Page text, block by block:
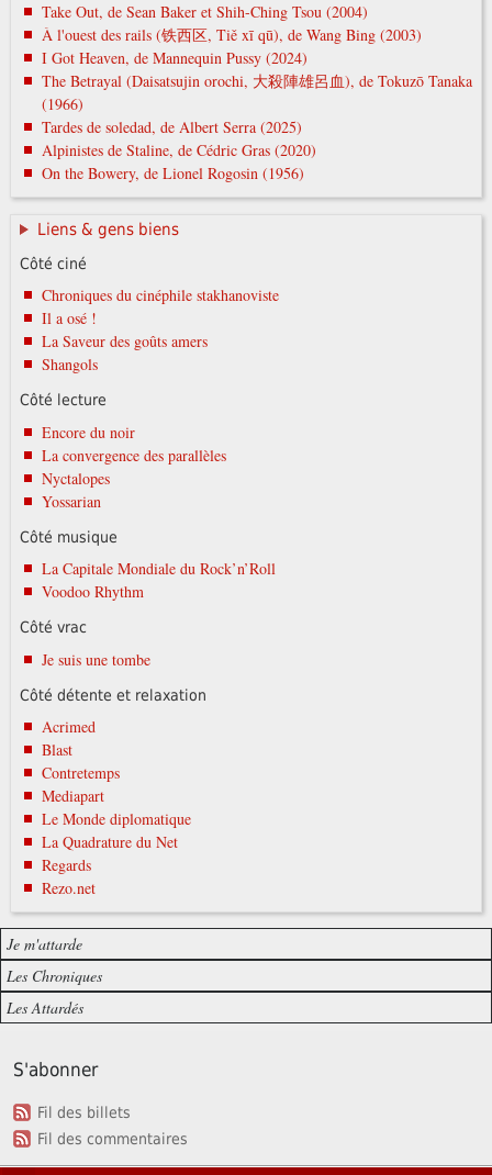
Take Out, de Sean Baker et Shih-Ching Tsou (2004)
À l'ouest des rails (铁西区, Tiě xī qū), de Wang Bing (2003)
I Got Heaven, de Mannequin Pussy (2024)
The Betrayal (Daisatsujin orochi, 大殺陣雄呂血), de Tokuzō Tanaka
(1966)
Tardes de soledad, de Albert Serra (2025)
Alpinistes de Staline, de Cédric Gras (2020)
On the Bowery, de Lionel Rogosin (1956)
Liens & gens biens
Côté ciné
Chroniques du cinéphile stakhanoviste
Il a osé !
La Saveur des goûts amers
Shangols
Côté lecture
Encore du noir
La convergence des parallèles
Nyctalopes
Yossarian
Côté musique
La Capitale Mondiale du Rock’n’Roll
Voodoo Rhythm
Côté vrac
Je suis une tombe
Côté détente et relaxation
Acrimed
Blast
Contretemps
Mediapart
Le Monde diplomatique
La Quadrature du Net
Regards
Rezo.net
Je m'attarde
Les Chroniques
Les Attardés
S'abonner
Fil des billets
Fil des commentaires